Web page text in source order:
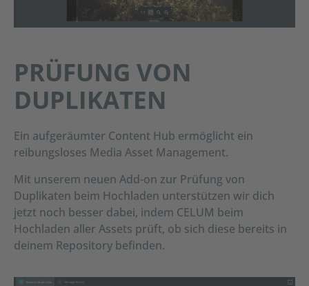
PRÜFUNG VON
DUPLIKATEN
Ein aufgeräumter Content Hub ermöglicht ein
reibungsloses Media Asset Management.
Mit unserem neuen Add-on zur Prüfung von
Duplikaten beim Hochladen unterstützen wir dich
jetzt noch besser dabei, indem CELUM beim
Hochladen aller Assets prüft, ob sich diese bereits in
deinem Repository befinden.